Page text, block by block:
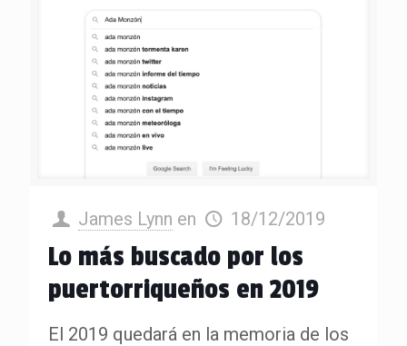
James Lynn en 18/12/2019
Lo más buscado por los
puertorriqueños en 2019
El 2019 quedará en la memoria de los